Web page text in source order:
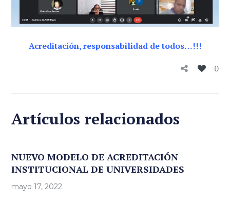
Acreditación, responsabilidad de todos…!!!
0
Artículos relacionados
NUEVO MODELO DE ACREDITACIÓN
INSTITUCIONAL DE UNIVERSIDADES
mayo 17, 2022